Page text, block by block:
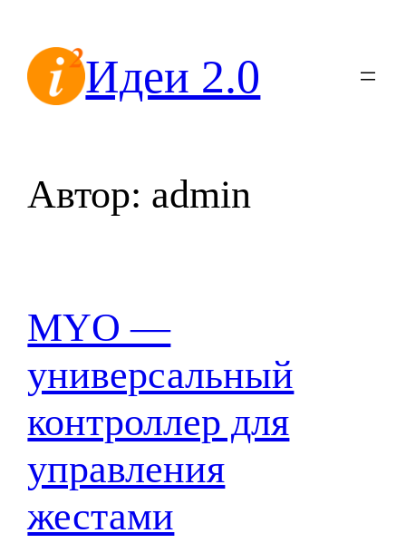
содержимомуИдеи 2.0
Автор: admin
MYO —
универсальный
контроллер для
управления
жестами